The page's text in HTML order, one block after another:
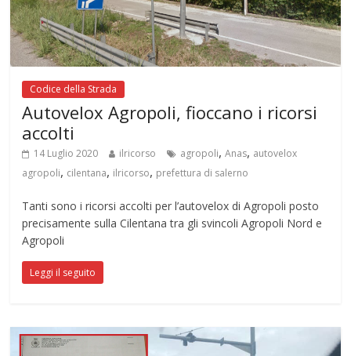
Codice della Strada
Autovelox Agropoli, fioccano i ricorsi
accolti
14 Luglio 2020 ilricorso agropoli,Anas, autovelox
agropoli, cilentana, ilricorso, prefettura di salerno
Tanti sono i ricorsi accolti per l’autovelox di Agropoli posto
precisamente sulla Cilentana tra gli svincoli Agropoli Nord e
Agropoli
Leggi il seguito